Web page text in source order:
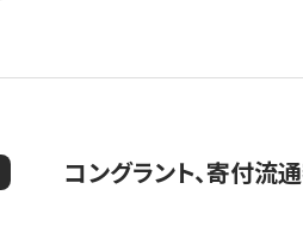
コングラント、寄付流